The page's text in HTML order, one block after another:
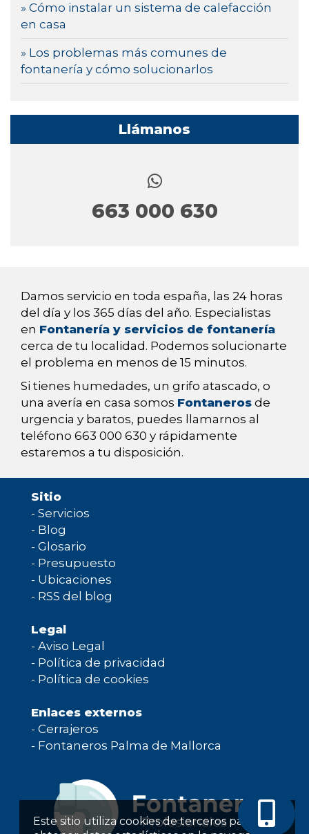
Este sitio utiliza cookies de terceros para
» Cómo instalar un sistema de calefacción
en casa
» Los problemas más comunes de
fontanería y cómo solucionarlos
Llámanos
663 000 630
Damos servicio en toda españa, las 24 horas
del día y los 365 días del año. Especialistas
en Fontanería y servicios de fontanería
cerca de tu localidad. Podemos solucionarte
el problema en menos de 15 minutos.
Si tienes humedades, un grifo atascado, o
una avería en casa somos Fontaneros de
urgencia y baratos, puedes llamarnos al
teléfono 663 000 630 y rápidamente
estaremos a tu disposición.
Sitio
- Servicios
- Blog
- Glosario
- Presupuesto
- Ubicaciones
- RSS del blog
Legal
- Aviso Legal
- Política de privacidad
- Política de cookies
Enlaces externos
- Cerrajeros
- Fontaneros Palma de Mallorca